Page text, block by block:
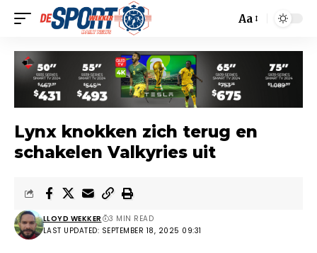
Aa
Lynx knokken zich terug en
schakelen Valkyries uit
LAST UPDATED: SEPTEMBER 18, 2025 09:31
LLOYD WEKKER 3 MIN READ